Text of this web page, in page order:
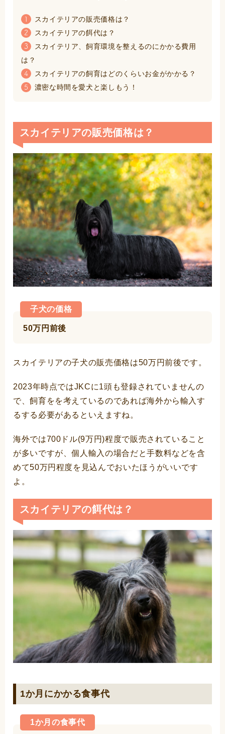
1 スカイテリアの販売価格は？
2 スカイテリアの餌代は？
3
スカイテリア、飼育環境を整えるのにかかる費用
は？
4 スカイテリアの飼育はどのくらいお金がかかる？
5 濃密な時間を愛犬と楽しもう！
スカイテリアの販売価格は？
子犬の価格
50万円前後
スカイテリアの子犬の販売価格は50万円前後です。
2023年時点ではJKCに1頭も登録されていませんの
で、飼育をを考えているのであれば海外から輸入す
るする必要があるといえますね。
海外では700ドル(9万円)程度で販売されていること
が多いですが、個人輸入の場合だと手数料などを含
めて50万円程度を見込んでおいたほうがいいです
よ。
スカイテリアの餌代は？
1か月にかかる食事代
1か月の食事代